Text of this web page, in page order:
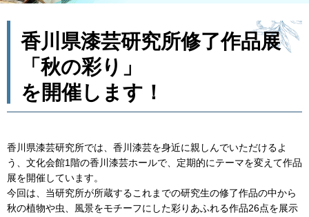
香川県漆芸研究所修了作品展
「秋の彩り」
を開催します！
香川県漆芸研究所では、香川漆芸を身近に親しんでいただけるよ
う、文化会館1階の香川漆芸ホールで、定期的にテーマを変えて作品
展を開催しています。
今回は、当研究所が所蔵するこれまでの研究生の修了作品の中から
秋の植物や虫、風景をモチーフにした彩りあふれる作品26点を展示